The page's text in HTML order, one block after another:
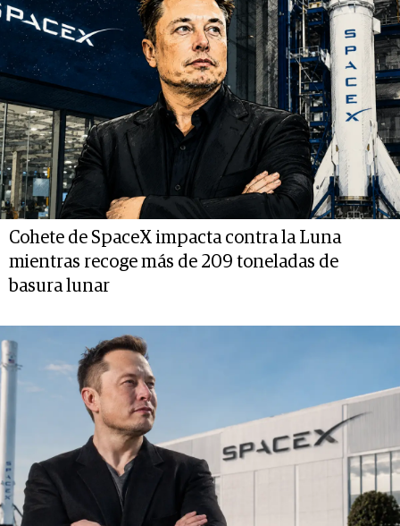
Cohete de SpaceX impacta contra la Luna
mientras recoge más de 209 toneladas de
basura lunar